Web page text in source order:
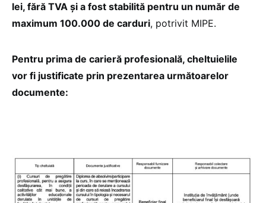
lei, fără TVA și a fost stabilită pentru un număr de
maximum 100.000 de carduri, potrivit MIPE.
Pentru prima de carieră profesională, cheltuielile
vor fi justificate prin prezentarea următoarelor
documente: